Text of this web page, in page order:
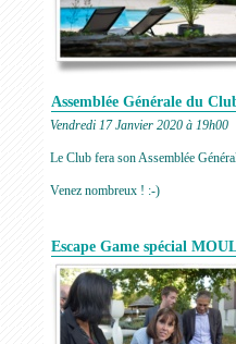
Assemblée Générale du
Vendredi 17 Janvier 2020 à 19h00
Le Club fera son Assemblée
Venez nombreux ! :-)
Escape Game spécial